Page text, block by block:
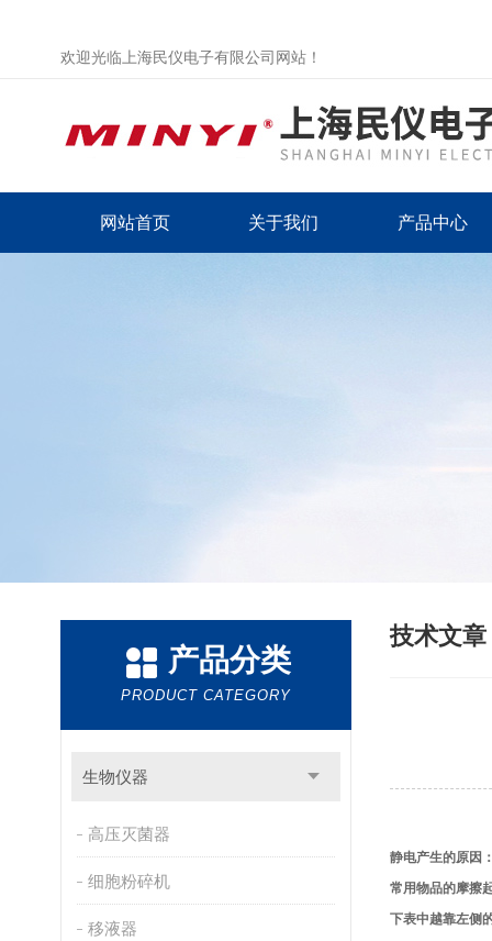
欢迎光临上海民仪电子有限公司网站！
网站首页 关于我们 产品中心
产品分类
PRODUCT CATEGORY
生物仪器
高压灭菌器
细胞粉碎机
移液器
技术文章
静电产生的原因
常用物品的摩擦
下表中越靠左侧